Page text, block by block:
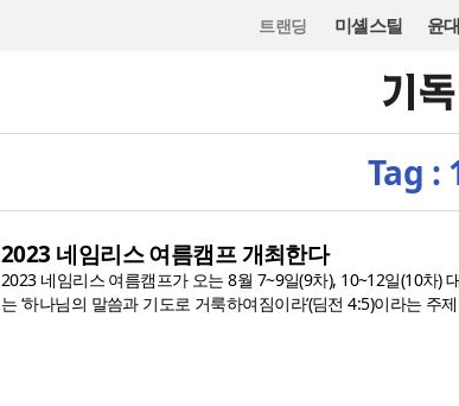
트랜딩 미셸스틸 윤
Tag :
2023 네임리스 여름캠프 개최한다
2023 네임리스 여름캠프가 오는 8월 7~9일(9차), 10~12일(10차)
는 ‘하나님의 말씀과 기도로 거룩하여짐이라’(딤전 4:5)이라는 주